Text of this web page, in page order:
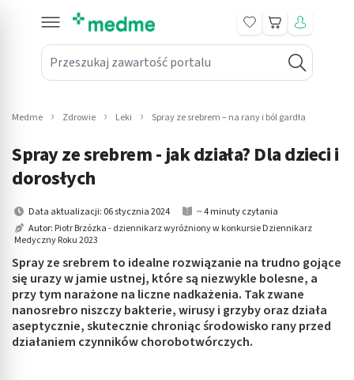
Przeszukaj zawartość portalu
Koszyk
submenu: Leki na receptę
submenu: Mama i dziecko
submenu: Kosmetyki
submenu: Higiena
submenu: Sprzęt medyczny
submenu: Intymne
submenu: Wellness
Medme Zdrowie Leki Spray ze srebrem – na rany i ból gardła
Spray ze srebrem - jak działa? Dla dzieci i
dorosłych
Data aktualizacji: 06 stycznia 2024
~ 4 minuty czytania
Autor: Piotr Brzózka - dziennikarz wyróżniony w konkursie Dziennikarz
Medyczny Roku 2023
Spray ze srebrem to idealne rozwiązanie na trudno gojące
się urazy w jamie ustnej, które są niezwykle bolesne, a
przy tym narażone na liczne nadkażenia. Tak zwane
nanosrebro niszczy bakterie, wirusy i grzyby oraz działa
aseptycznie, skutecznie chroniąc środowisko rany przed
działaniem czynników chorobotwórczych.